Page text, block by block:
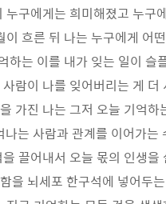
누구에게는 희미해졌고 누구
이 흐른 뒤 나는 누구에게 어
하는 이를 내가 잊는 일이 슬
람이 나를 잊어버리는 게 더
가진 나는 그저 오늘 기억하
나는 사람과 관계를 이어가는
끌어내서 오늘 몫의 인생을
을 뇌세포 한구석에 넣어두